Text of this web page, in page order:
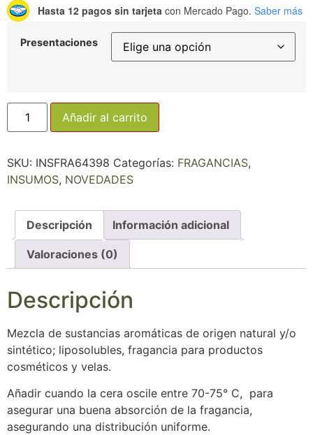
Hasta 12 pagos sin tarjeta con Mercado Pago. Saber más
Presentaciones
Añadir al carrito
SKU: INSFRA64398 Categorías: FRAGANCIAS,
INSUMOS, NOVEDADES
Descripción Información adicional
Valoraciones (0)
Descripción
Mezcla de sustancias aromáticas de origen natural y/o
sintético; liposolubles, fragancia para productos
cosméticos y velas.
Añadir cuando la cera oscile entre 70-75° C, para
asegurar una buena absorción de la fragancia,
asegurando una distribución uniforme.